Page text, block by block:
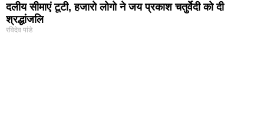
दलीय सीमाएं टूटी, हजारो लोगो ने जय प्रकाश चतुर्वेदी को दी
श्रद्धांजलि
रविदेव पांडे